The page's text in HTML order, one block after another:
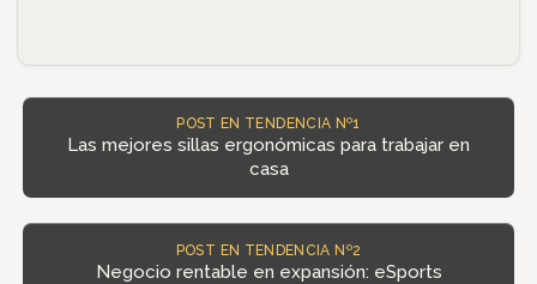
POST EN TENDENCIA Nº1
Las mejores sillas ergonómicas para trabajar en
casa
POST EN TENDENCIA Nº2
Negocio rentable en expansión: eSports